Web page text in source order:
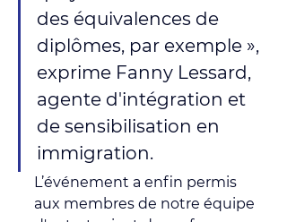
des équivalences de
diplômes, par exemple »,
exprime Fanny Lessard,
agente d'intégration et
de sensibilisation en
immigration.
L’événement a enfin permis
aux membres de notre équipe